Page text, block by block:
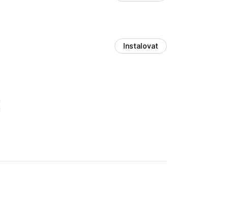
Instalovat